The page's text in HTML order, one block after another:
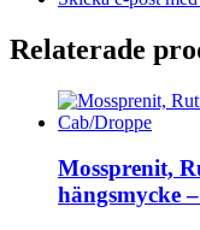
Relaterade
Mossprenit,
hängsmycke